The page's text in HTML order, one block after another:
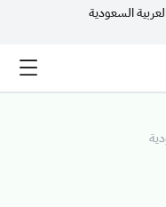
السعودية